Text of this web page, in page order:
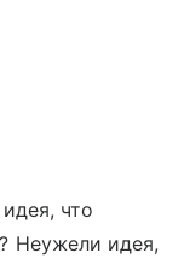
что
Неужели идея,